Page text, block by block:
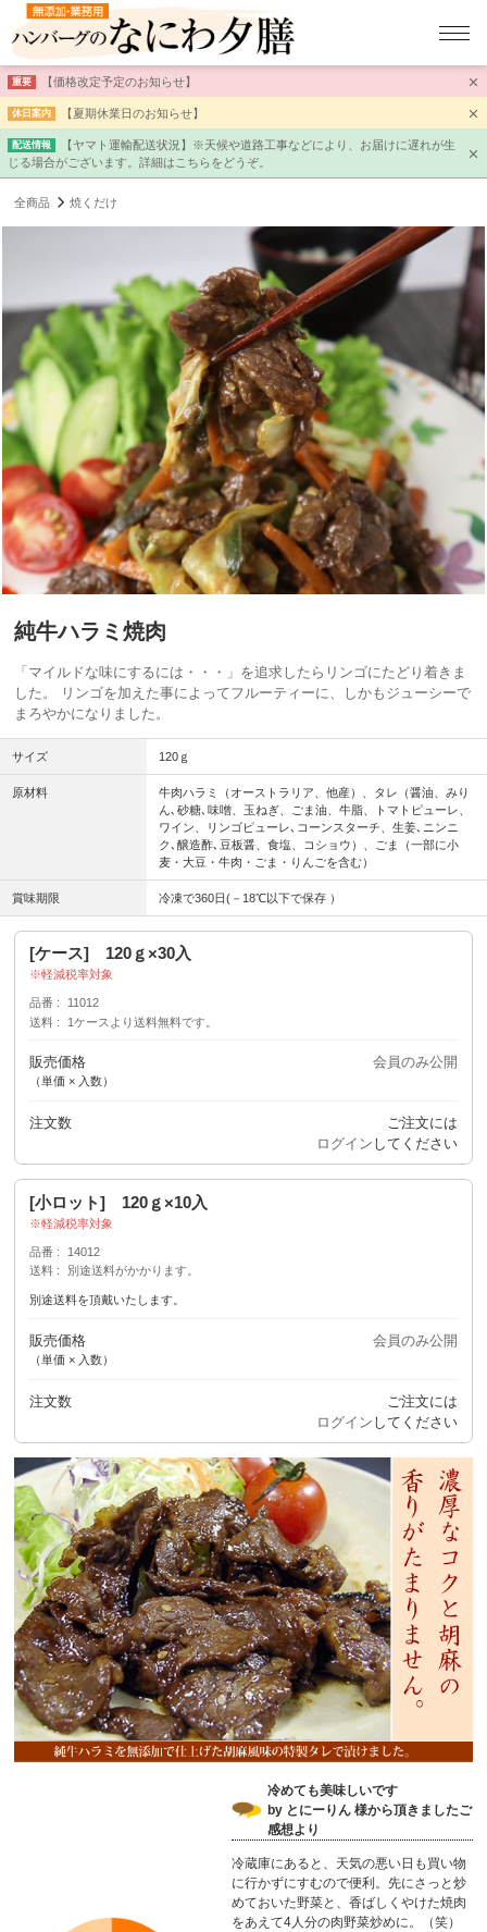
重要 【価格改定予定のお知らせ】
休日案内 【夏期休業日のお知らせ】
配送情報
【ヤマト運輸配送状況】※天候や道路工事などにより、お届けに遅れが生
じる場合がございます。詳細はこちらをどうぞ。
全商品 焼くだけ
純牛ハラミ焼肉
「マイルドな味にするには・・・」を追求したらリンゴにたどり着きま
した。 リンゴを加えた事によってフルーティーに、しかもジューシーで
まろやかになりました。
サイズ 120ｇ
原材料
牛肉ハラミ（オーストラリア、他産）、タレ（醤油、みり
ん､砂糖､味噌、玉ねぎ、ごま油、牛脂、トマトピューレ、
ワイン、リンゴピューレ､コーンスターチ、生姜､ニンニ
ク､醸造酢､豆板醤、食塩、コショウ）、ごま（一部に小
麦・大豆・牛肉・ごま・りんごを含む）
賞味期限 冷凍で360日(－18℃以下で保存 ）
[ケース] 120ｇ×30入
軽減税率対象
品番
11012
送料
1ケースより送料無料です。
販売価格
（単価 × 入数）
会員のみ公開
注文数
ご注文には
ログイン してください
[小ロット] 120ｇ×10入
軽減税率対象
品番
14012
送料
別途送料がかかります。
別途送料を頂戴いたします。
販売価格
（単価 × 入数）
会員のみ公開
注文数
ご注文には
ログイン してください
冷めても美味しいです
by とにーりん 様から頂きましたご
感想より
冷蔵庫にあると、天気の悪い日も買い物
に行かずにすむので便利。先にさっと炒
めておいた野菜と、香ばしくやけた焼肉
をあえて4人分の肉野菜炒めに。（笑）